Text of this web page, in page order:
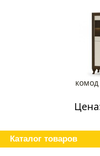
Каталог товаров